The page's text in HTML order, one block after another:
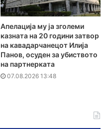
Апелација му ја зголеми
казната на 20 години затвор
на кавадарчанецот Илија
Панов, осуден за убиството
на партнерката
07.08.2026 13:48